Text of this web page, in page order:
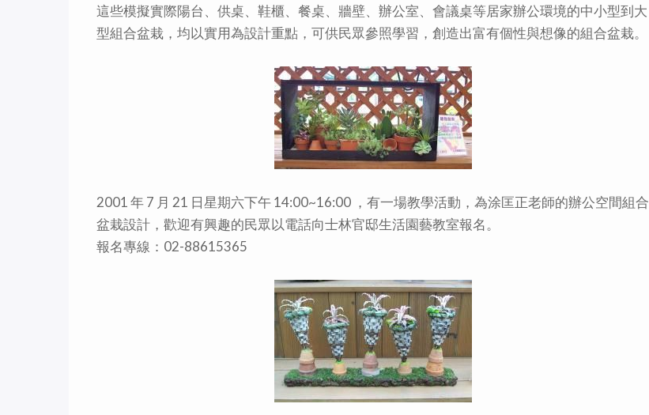
這些模擬實際陽台、供桌、鞋櫃、餐桌、牆壁、辦公室、會議桌等居家辦公環境的中小型到大
型組合盆栽，均以實用為設計重點，可供民眾參照學習，創造出富有個性與想像的組合盆栽。
2001 年 7 月 21 日星期六下午 14:00~16:00 ，有一場教學活動，為涂匡正老師的辦公空間組合
盆栽設計，歡迎有興趣的民眾以電話向士林官邸生活園藝教室報名。
報名專線：02-88615365